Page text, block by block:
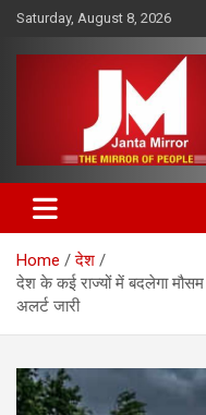
Skip
content
Saturday, August 8, 2026
Janta Mirror
Home
देश
देश के कई राज्यों में बदलेगा मौसम
अलर्ट जारी